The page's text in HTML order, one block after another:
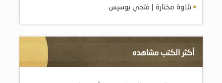
تلاوة مختارة | فتحي بوسيس
أكثر الكتب مشاهده